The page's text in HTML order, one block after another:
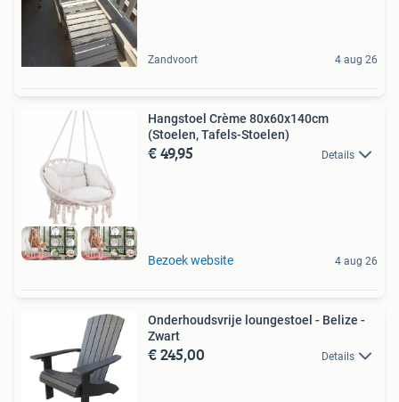
Zandvoort 4 aug 26
Hangstoel Crème 80x60x140cm
(Stoelen, Tafels-Stoelen)
€ 49,95 Details
Bezoek website 4 aug 26
Onderhoudsvrije loungestoel - Belize -
Zwart
€ 245,00 Details